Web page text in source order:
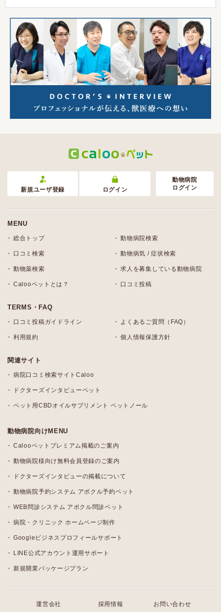
新規ユーザ登録 ログイン
動物病院
ログイン
MENU
総合トップ 動物病院検索
口コミ検索 動物病気 / 症状検索
動物薬検索 求人を募集している動物病院
Calooペットとは？ 口コミ投稿
TERMS・FAQ
口コミ投稿ガイドライン よくあるご質問（FAQ）
利用規約 個人情報保護方針
関連サイト
病院口コミ検索サイトCaloo
ドクターズインタビューペット
ペット用CBDオイルサプリメント ペットノール
動物病院向けMENU
Calooペットプレミアム掲載のご案内
動物病院様向け無料会員登録のご案内
ドクターズインタビューの掲載について
動物病院予約システム アポクル予約ペット
WEB問診システム アポクル問診ペット
病院・クリニック ホームページ制作
Googleビジネスプロフィールサポート
LINE公式アカウント運用サポート
新規開業パッケージプラン
運営会社 採用情報 お問い合わせ